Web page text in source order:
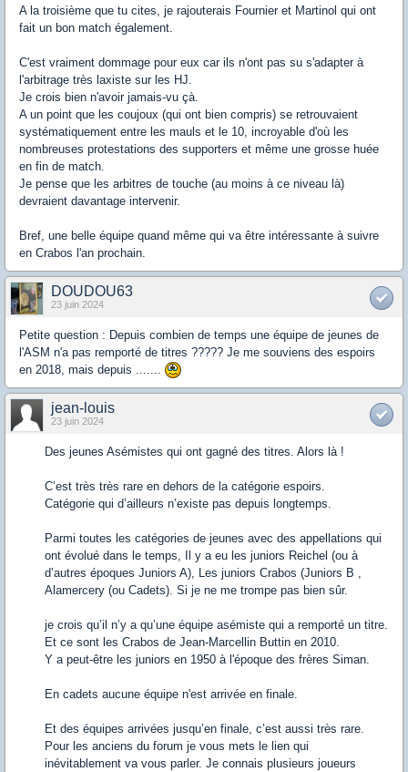
A la troisième que tu cites, je rajouterais Fournier et Martinol qui ont
fait un bon match également.
C'est vraiment dommage pour eux car ils n'ont pas su s'adapter à
l'arbitrage très laxiste sur les HJ.
Je crois bien n'avoir jamais-vu çà.
A un point que les coujoux (qui ont bien compris) se retrouvaient
systématiquement entre les mauls et le 10, incroyable d'où les
nombreuses protestations des supporters et même une grosse huée
en fin de match.
Je pense que les arbitres de touche (au moins à ce niveau là)
devraient davantage intervenir.
Bref, une belle équipe quand même qui va être intéressante à suivre
en Crabos l'an prochain.
DOUDOU63
23 juin 2024
Petite question : Depuis combien de temps une équipe de jeunes de
l'ASM n'a pas remporté de titres ????? Je me souviens des espoirs
en 2018, mais depuis .......
jean-louis
23 juin 2024
Des jeunes Asémistes qui ont gagné des titres. Alors là !
C’est très très rare en dehors de la catégorie espoirs.
Catégorie qui d’ailleurs n’existe pas depuis longtemps.
Parmi toutes les catégories de jeunes avec des appellations qui
ont évolué dans le temps, Il y a eu les juniors Reichel (ou à
d’autres époques Juniors A), Les juniors Crabos (Juniors B ,
Alamercery (ou Cadets). Si je ne me trompe pas bien sûr.
je crois qu’il n’y a qu’une équipe asémiste qui a remporté un titre.
Et ce sont les Crabos de Jean-Marcellin Buttin en 2010.
Y a peut-être les juniors en 1950 à l'époque des frères Siman.
En cadets aucune équipe n'est arrivée en finale.
Et des équipes arrivées jusqu’en finale, c’est aussi très rare.
Pour les anciens du forum je vous mets le lien qui
inévitablement va vous parler. Je connais plusieurs joueurs